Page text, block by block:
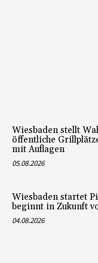
Wiesbaden stellt
öffentliche
mit Auflagen
05.08.2026
Wiesbaden startet
beginnt in Zukunft
04.08.2026